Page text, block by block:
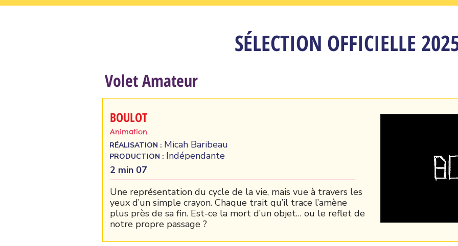
SÉLECTION OFFICIELLE
Volet Amateur
BOULOT
Animation
RÉALISATION : Micah Baribeau
PRODUCTION : Indépendante
2 min 07
Une représentation du cycle de la vie, mais vue à travers les
yeux d’un simple crayon. Chaque trait qu’il trace l’amène
plus près de sa fin. Est-ce la mort d’un objet… ou le reflet de
notre propre passage ?